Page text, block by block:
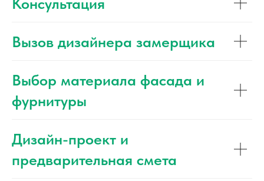
Вызов дизайнера замерщика
Выбор материала фасада и
фурнитуры
Дизайн-проект и
предварительная смета